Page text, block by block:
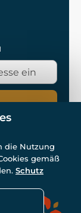
2026.
die Nutzung
gemäß
Schutz